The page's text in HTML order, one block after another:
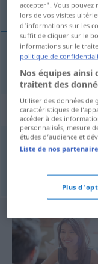
contrastar
entgegensetzen,
© OpenThesaurus.de
accepter". Vous
lors de vos visites
d'informations sur les
suffit de cliquer sur le
informations sur le
politique de
Nos équipes ainsi
traitent des
Utiliser des données de
caractéristiques de
accéder à des
personnalisés, mesure
études d’audience et
Liste de nos
Plus